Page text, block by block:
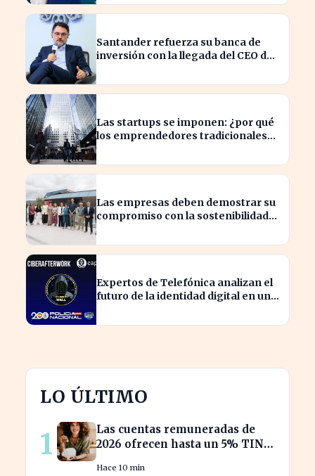
Santander refuerza su banca de
inversión con la llegada del CEO de
Las startups se imponen: ¿por qué
los emprendedores tradicionales
Las empresas deben demostrar su
compromiso con la sostenibilidad
Expertos de Telefónica analizan el
futuro de la identidad digital en un
LO ÚLTIMO
1
Las cuentas remuneradas de
2026 ofrecen hasta un 5% TIN:
Hace 10 min